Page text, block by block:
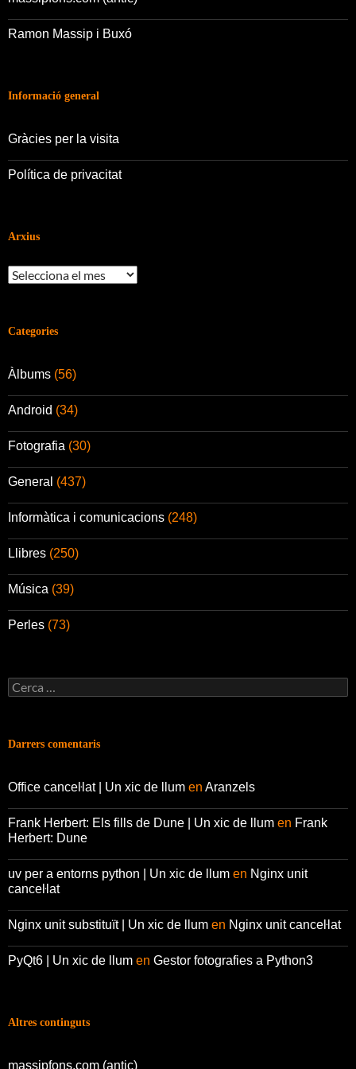
Ramon Massip i Buxó
Informació general
Gràcies per la visita
Política de privacitat
Arxius
Arxius
Categories
Àlbums (56)
Android (34)
Fotografia (30)
General (437)
Informàtica i comunicacions (248)
Llibres (250)
Música (39)
Perles (73)
Cerca:
Darrers comentaris
Office canceŀlat | Un xic de llum en Aranzels
Frank Herbert: Els fills de Dune | Un xic de llum en Frank
Herbert: Dune
uv per a entorns python | Un xic de llum en Nginx unit
canceŀlat
Nginx unit substituït | Un xic de llum en Nginx unit canceŀlat
PyQt6 | Un xic de llum en Gestor fotografies a Python3
Altres continguts
massipfons.com (antic)